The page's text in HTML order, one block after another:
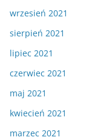
wrzesień 2021
sierpień 2021
lipiec 2021
czerwiec 2021
maj 2021
kwiecień 2021
marzec 2021